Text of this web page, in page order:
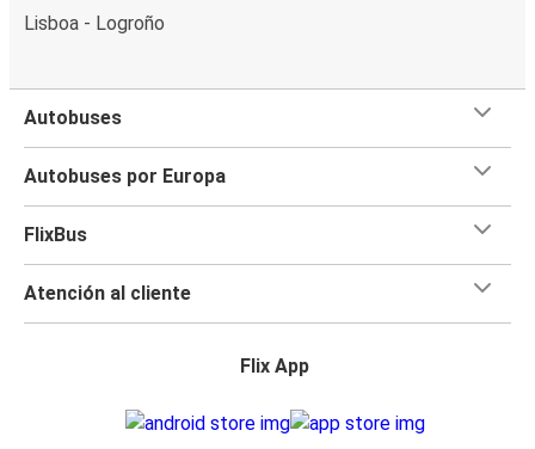
Lisboa - Logroño
Autobuses
Autobuses por Europa
FlixBus
Atención al cliente
Flix App